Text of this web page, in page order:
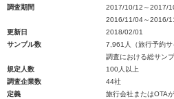
調査期間
2017/10/12～2017/
2016/11/04～2016/
更新日
2018/02/01
サンプル数
7,961人（旅行予約
調査における総サン
規定人数
100人以上
調査企業数
44社
定義
旅行会社またはOTA